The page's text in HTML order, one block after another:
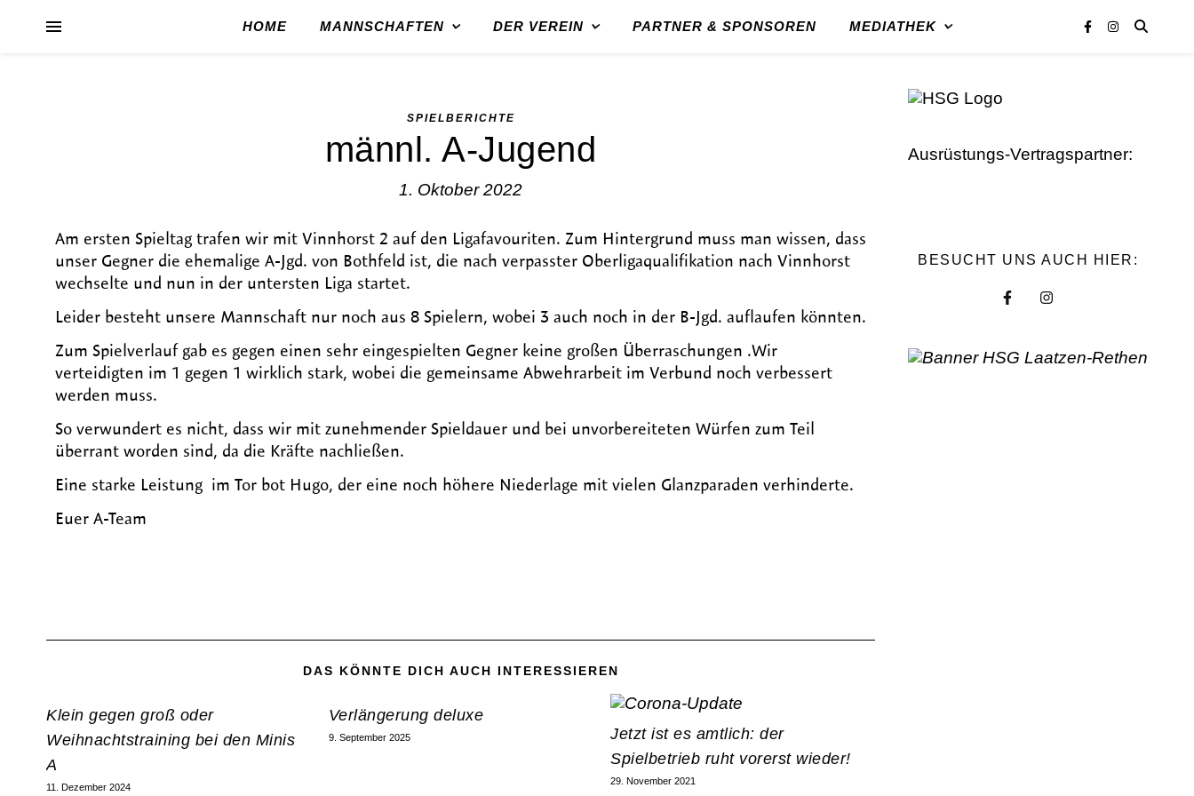
HOME MANNSCHAFTEN DER VEREIN PARTNER & SPONSOREN MEDIATHEK
SPIELBERICHTE
männl. A-Jugend
1. Oktober 2022
Am ersten Spieltag trafen wir mit Vinnhorst 2 auf den Ligafavouriten. Zum Hintergrund muss man wissen, dass
unser Gegner die ehemalige A-Jgd. von Bothfeld ist, die nach verpasster Oberligaqualifikation nach Vinnhorst
wechselte und nun in der untersten Liga startet.
Leider besteht unsere Mannschaft nur noch aus 8 Spielern, wobei 3 auch noch in der B-Jgd. auflaufen könnten.
Zum Spielverlauf gab es gegen einen sehr eingespielten Gegner keine großen Überraschungen .Wir
verteidigten im 1 gegen 1 wirklich stark, wobei die gemeinsame Abwehrarbeit im Verbund noch verbessert
werden muss.
So verwundert es nicht, dass wir mit zunehmender Spieldauer und bei unvorbereiteten Würfen zum Teil
überrant worden sind, da die Kräfte nachließen.
Eine starke Leistung im Tor bot Hugo, der eine noch höhere Niederlage mit vielen Glanzparaden verhinderte.
Euer A-Team
DAS KÖNNTE DICH AUCH INTERESSIEREN
Klein gegen groß oder
Weihnachtstraining bei den Minis
A
11. Dezember 2024
Verlängerung deluxe
9. September 2025
Jetzt ist es amtlich: der
Spielbetrieb ruht vorerst wieder!
29. November 2021
Ausrüstungs-Vertragspartner:
BESUCHT UNS AUCH HIER: